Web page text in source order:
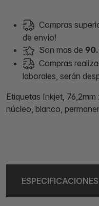
Compras
de envío!
Son mas de
Compras
laborales, serán
Etiquetas Inkjet,
núcleo, blanco,
ESPECIFICACIONES